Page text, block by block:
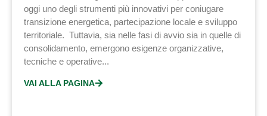
oggi uno degli strumenti più innovativi per coniugare
transizione energetica, partecipazione locale e sviluppo
territoriale. Tuttavia, sia nelle fasi di avvio sia in quelle di
consolidamento, emergono esigenze organizzative,
tecniche e operative...
VAI ALLA PAGINA